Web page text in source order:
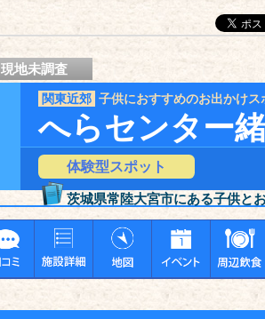
現地未調査
関東近郊 子供におすすめのお出かけス
へらセンター緒
体験型スポット
茨城県常陸大宮市にある子供と